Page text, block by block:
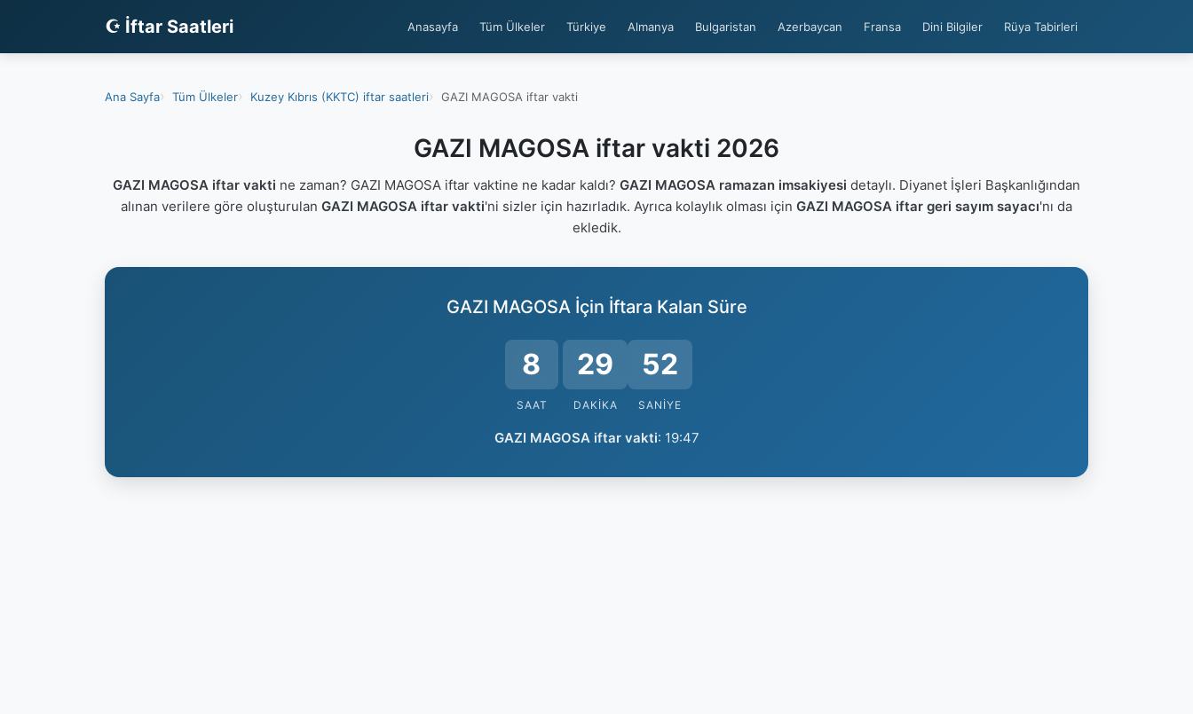
☪ İftar Saatleri Anasayfa Tüm Ülkeler Türkiye Almanya Bulgaristan Azerbaycan Fransa Dini Bilgiler Rüya Tabirleri
Ana Sayfa Tüm Ülkeler Kuzey Kıbrıs (KKTC) iftar saatleri GAZI MAGOSA iftar vakti
GAZI MAGOSA iftar vakti 2026
GAZI MAGOSA iftar vakti ne zaman? GAZI MAGOSA iftar vaktine ne kadar kaldı? GAZI MAGOSA ramazan imsakiyesi detaylı. Diyanet İşleri Başkanlığından
alınan verilere göre oluşturulan GAZI MAGOSA iftar vakti'ni sizler için hazırladık. Ayrıca kolaylık olması için GAZI MAGOSA iftar geri sayım sayacı'nı da
ekledik.
GAZI MAGOSA İçin İftara Kalan Süre
8
SAAT
29
DAKIKA
52
SANIYE
GAZI MAGOSA iftar vakti: 19:47